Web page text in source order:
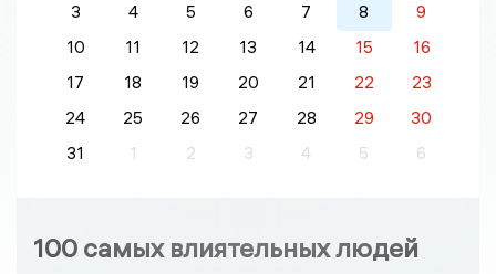
3
4 5 6 7 8
9
10
11 12 13 14 15
16
17
18 19 20 21 22
23
24
25 26 27 28 29
30
31
1 2 3 4 5 6
100 самых влиятельных людей